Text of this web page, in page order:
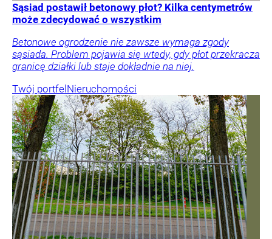
Sąsiad postawił betonowy płot? Kilka centymetrów
może zdecydować o wszystkim
Betonowe ogrodzenie nie zawsze wymaga zgody
sąsiada. Problem pojawia się wtedy, gdy płot przekracza
granicę działki lub staje dokładnie na niej.
Twój portfelNieruchomości